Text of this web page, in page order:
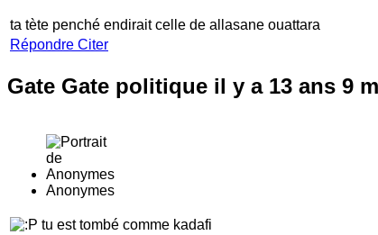
ta tète penché endirait celle de allasane ouattara
Répondre Citer
Gate Gate politique il y a 13 ans 9
Anonymes
tu est tombé comme kadafi